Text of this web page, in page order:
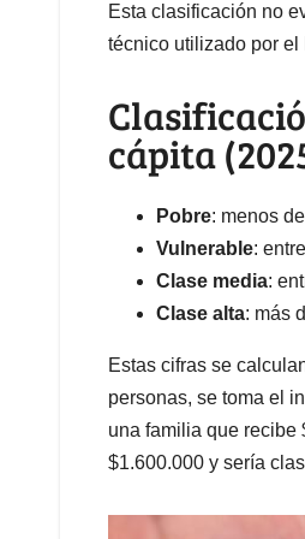
Esta clasificación no
técnico utilizado por
cápita
Pobre: menos
Vulnerable:
Clase media:
Clase alta: más
Estas cifras se
personas, se toma el
una familia que recibe
$1.600.000 y sería